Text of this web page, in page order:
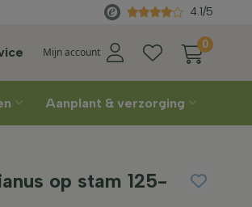
Rechtstreeks
4.1/5
Mijn account
0
Aanplant & verzorging
op stam 125-